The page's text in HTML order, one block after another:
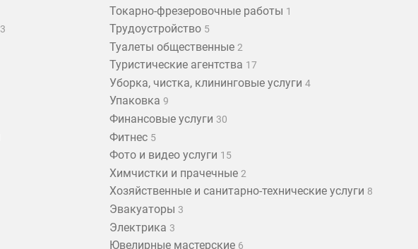
3
Токарно-фрезеровочные работы 1
Трудоустройство 5
Туалеты общественные 2
Туристические агентства 17
Уборка, чистка, клининговые услуги 4
Упаковка 9
Финансовые услуги 30
Фитнес 5
Фото и видео услуги 15
Химчистки и прачечные 2
Хозяйственные и санитарно-технические услуги 8
Эвакуаторы 3
Электрика 3
Ювелирные мастерские 6